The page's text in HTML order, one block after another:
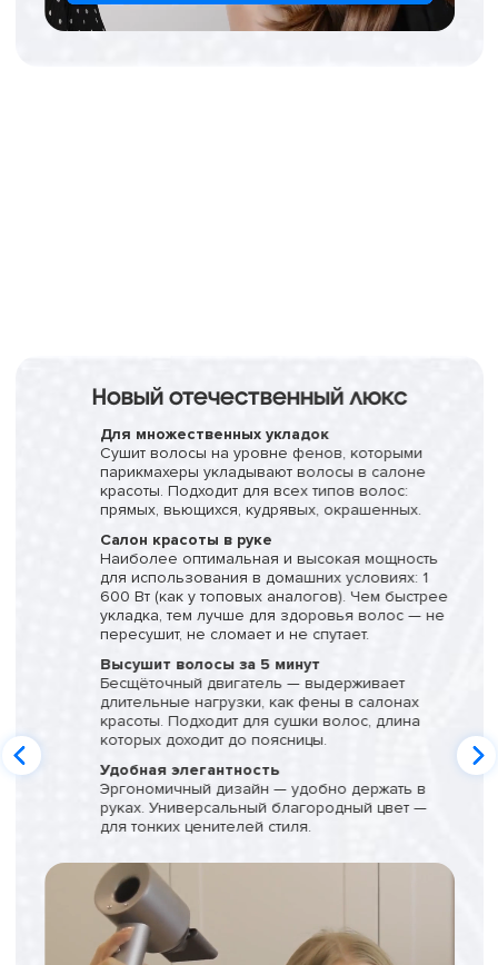
Новый отечественный люкс
Для множественных укладок
Сушит волосы на уровне фенов, которыми
парикмахеры укладывают волосы в салоне
красоты. Подходит для всех типов волос:
прямых, вьющихся, кудрявых, окрашенных.
Салон красоты в руке
Наиболее оптимальная и высокая мощность
для использования в домашних условиях: 1
600 Вт (как у топовых аналогов). Чем быстрее
укладка, тем лучше для здоровья волос — не
пересушит, не сломает и не спутает.
Высушит волосы за 5 минут
Бесщёточный двигатель — выдерживает
длительные нагрузки, как фены в салонах
красоты. Подходит для сушки волос, длина
которых доходит до поясницы.
Удобная элегантность
Эргономичный дизайн — удобно держать в
руках. Универсальный благородный цвет —
для тонких ценителей стиля.